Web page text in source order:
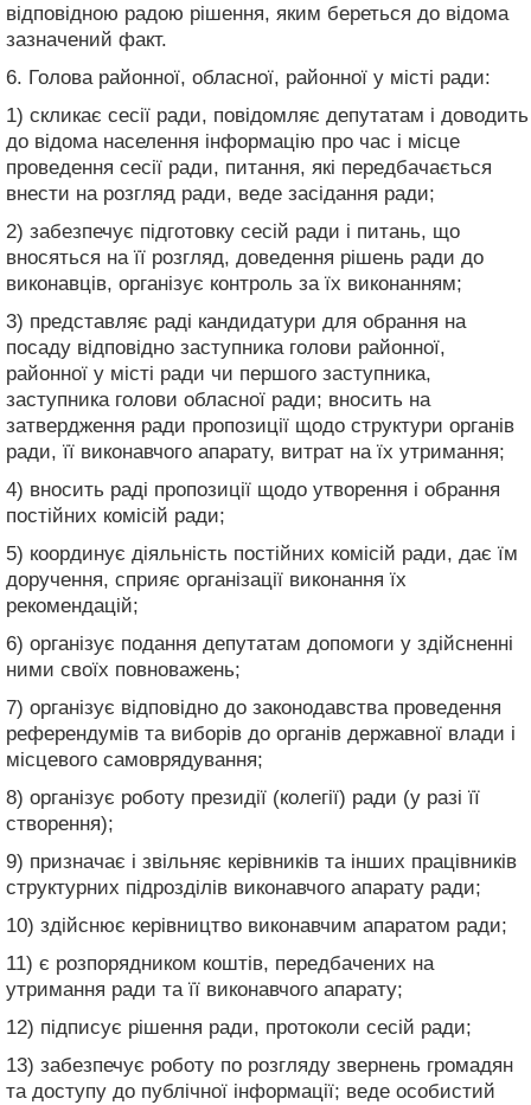
відповідною радою рішення, яким береться до відома
зазначений факт.
6. Голова районної, обласної, районної у місті ради:
1) скликає сесії ради, повідомляє депутатам і доводить
до відома населення інформацію про час і місце
проведення сесії ради, питання, які передбачається
внести на розгляд ради, веде засідання ради;
2) забезпечує підготовку сесій ради і питань, що
вносяться на її розгляд, доведення рішень ради до
виконавців, організує контроль за їх виконанням;
3) представляє раді кандидатури для обрання на
посаду відповідно заступника голови районної,
районної у місті ради чи першого заступника,
заступника голови обласної ради; вносить на
затвердження ради пропозиції щодо структури органів
ради, її виконавчого апарату, витрат на їх утримання;
4) вносить раді пропозиції щодо утворення і обрання
постійних комісій ради;
5) координує діяльність постійних комісій ради, дає їм
доручення, сприяє організації виконання їх
рекомендацій;
6) організує подання депутатам допомоги у здійсненні
ними своїх повноважень;
7) організує відповідно до законодавства проведення
референдумів та виборів до органів державної влади і
місцевого самоврядування;
8) організує роботу президії (колегії) ради (у разі її
створення);
9) призначає і звільняє керівників та інших працівників
структурних підрозділів виконавчого апарату ради;
10) здійснює керівництво виконавчим апаратом ради;
11) є розпорядником коштів, передбачених на
утримання ради та її виконавчого апарату;
12) підписує рішення ради, протоколи сесій ради;
13) забезпечує роботу по розгляду звернень громадян
та доступу до публічної інформації; веде особистий